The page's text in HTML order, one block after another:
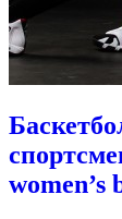
women’s